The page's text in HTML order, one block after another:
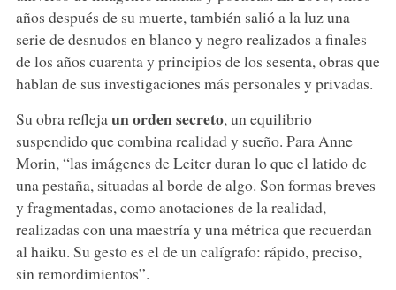
años después de su muerte, también salió a la luz una
serie de desnudos en blanco y negro realizados a finales
de los años cuarenta y principios de los sesenta, obras que
hablan de sus investigaciones más personales y privadas.
Su obra reflejaun orden secreto, un equilibrio
suspendido que combina realidad y sueño. Para Anne
Morin, “las imágenes de Leiter duran lo que el latido de
una pestaña, situadas al borde de algo. Son formas breves
y fragmentadas, como anotaciones de la realidad,
realizadas con una maestría y una métrica que recuerdan
al haiku. Su gesto es el de un calígrafo: rápido, preciso,
sin remordimientos”.